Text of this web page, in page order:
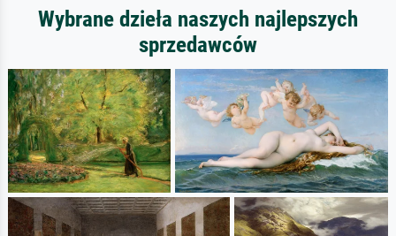
Wybrane dzieła naszych najlepszych
sprzedawców